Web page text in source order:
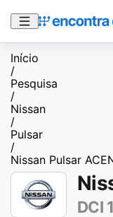
Início
/
Pesquisa
/
Nissan
/
Pulsar
/
Nissan Pulsar
DCI